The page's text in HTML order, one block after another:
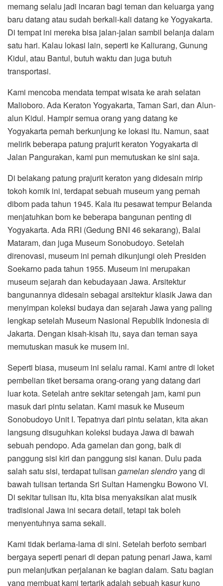
memang selalu jadi incaran bagi teman dan keluarga yang
baru datang atau sudah berkali-kali datang ke Yogyakarta.
Di tempat ini mereka bisa jalan-jalan sambil belanja dalam
satu hari. Kalau lokasi lain, seperti ke Kaliurang, Gunung
Kidul, atau Bantul, butuh waktu dan juga butuh
transportasi.
Kami mencoba mendata tempat wisata ke arah selatan
Malioboro. Ada Keraton Yogyakarta, Taman Sari, dan Alun-
alun Kidul. Hampir semua orang yang datang ke
Yogyakarta pernah berkunjung ke lokasi itu. Namun, saat
melirik beberapa patung prajurit keraton Yogyakarta di
Jalan Pangurakan, kami pun memutuskan ke sini saja.
Di belakang patung prajurit keraton yang didesain mirip
tokoh komik ini, terdapat sebuah museum yang pernah
dibom pada tahun 1945. Kala itu pesawat tempur Belanda
menjatuhkan bom ke beberapa bangunan penting di
Yogyakarta. Ada RRI (Gedung BNI 46 sekarang), Balai
Mataram, dan juga Museum Sonobudoyo. Setelah
direnovasi, museum ini pernah dikunjungi oleh Presiden
Soekarno pada tahun 1955. Museum ini merupakan
museum sejarah dan kebudayaan Jawa. Arsitektur
bangunannya didesain sebagai arsitektur klasik Jawa dan
menyimpan koleksi budaya dan sejarah Jawa yang paling
lengkap setelah Museum Nasional Republik Indonesia di
Jakarta. Dengan kisah-kisah itu, saya dan teman saya
memutuskan masuk ke musem ini.
Seperti biasa, museum ini selalu ramai. Kami antre di loket
pembelian tiket bersama orang-orang yang datang dari
luar kota. Setelah antre sekitar setengah jam, kami pun
masuk dari pintu selatan. Kami masuk ke Museum
Sonobudoyo Unit I. Tepatnya dari pintu selatan, kita akan
langsung disuguhkan koleksi budaya Jawa di bawah
sebuah pendopo. Ada gamelan dan gong, baik di
panggung sisi kiri dan panggung sisi kanan. Dulu pada
salah satu sisi, terdapat tulisan gamelan slendroyang di
bawah tulisan tertanda Sri Sultan Hamengku Bowono VI.
Di sekitar tulisan itu, kita bisa menyaksikan alat musik
tradisional Jawa ini secara detail, tetapi tak boleh
menyentuhnya sama sekali.
Kami tidak berlama-lama di sini. Setelah berfoto sembari
bergaya seperti penari di depan patung penari Jawa, kami
pun melanjutkan perjalanan ke bagian dalam. Satu bagian
yang membuat kami tertarik adalah sebuah kasur kuno